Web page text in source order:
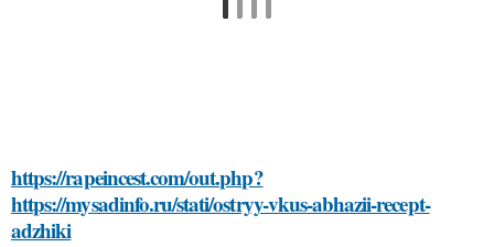
https://rapeincest.com/out.php?
https://mysadinfo.ru/stati/ostryy-vkus-abhazii-recept-
adzhiki